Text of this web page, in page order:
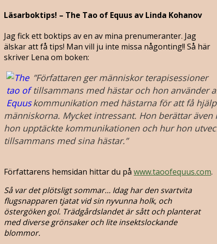
Läsarboktips! – The Tao of Equus av Linda Kohanov
Jag fick ett boktips av en av mina prenumeranter. Jag
älskar att få tips! Man vill ju inte missa någonting!! Så här
skriver Lena om boken:
”Författaren ger människor terapisessioner
tillsammans med hästar och hon använder
kommunikation med hästarna för att få
människorna. Mycket intressant. Hon berättar även
hon upptäckte kommunikationen och hur hon
tillsammans med sina hästar.”
Författarens hemsidan hittar du på www.taoofequus.com.
Så var det plötsligt sommar… Idag har den svartvita
flugsnapparen tjatat vid sin nyvunna holk, och
östergöken gol. Trädgårdslandet är sått och planterat
med diverse grönsaker och lite insektslockande
blommor.